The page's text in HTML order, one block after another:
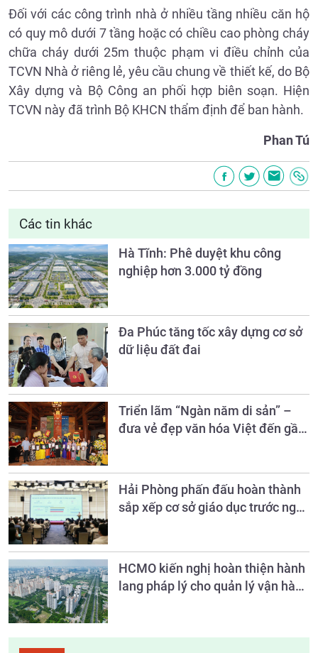
Đối với các công trình nhà ở nhiều tầng nhiều căn hộ
có quy mô dưới 7 tầng hoặc có chiều cao phòng cháy
chữa cháy dưới 25m thuộc phạm vi điều chỉnh của
TCVN Nhà ở riêng lẻ, yêu cầu chung về thiết kế, do Bộ
Xây dựng và Bộ Công an phối hợp biên soạn. Hiện
TCVN này đã trình Bộ KHCN thẩm định để ban hành.
Phan Tú
Các tin khác
Hà Tĩnh: Phê duyệt khu công
nghiệp hơn 3.000 tỷ đồng
Đa Phúc tăng tốc xây dựng cơ sở
dữ liệu đất đai
Triển lãm “Ngàn năm di sản” –
đưa vẻ đẹp văn hóa Việt đến gần
Hải Phòng phấn đấu hoàn thành
sắp xếp cơ sở giáo dục trước ngày
HCMO kiến nghị hoàn thiện hành
lang pháp lý cho quản lý vận hành